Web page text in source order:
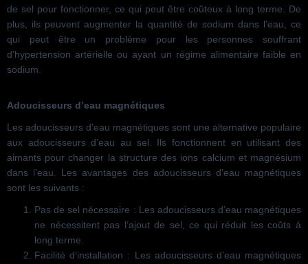
de sel pour fonctionner, ce qui peut être coûteux à long terme. De
plus, ils peuvent augmenter la quantité de sodium dans l’eau, ce
qui peut être un problème pour les personnes souffrant
d’hypertension artérielle ou ayant un régime alimentaire faible en
sodium.
Adoucisseurs d’eau magnétiques
Les adoucisseurs d’eau magnétiques sont une alternative populaire
aux adoucisseurs d’eau au sel. Ils fonctionnent en utilisant des
aimants pour changer la structure des ions calcium et magnésium
dans l’eau. Les avantages des adoucisseurs d’eau magnétiques
sont les suivants :
Pas de sel nécessaire : Les adoucisseurs d’eau magnétiques
ne nécessitent pas l’ajout de sel, ce qui réduit les coûts à
long terme.
Facilité d’installation : Les adoucisseurs d’eau magnétiques